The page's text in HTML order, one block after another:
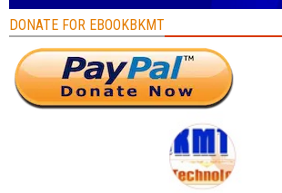
DONATE FOR EBOOKBKMT